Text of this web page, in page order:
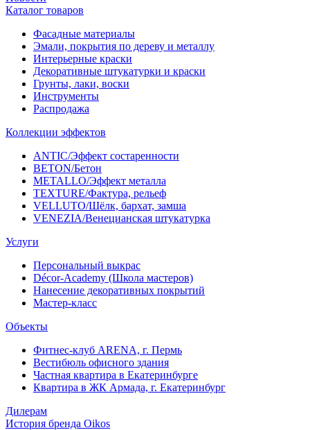
Каталог товаров
Фасадные материалы
Эмали, покрытия по дереву и металлу
Интерьерные краски
Декоративные штукатурки и краски
Грунты, лаки, воски
Инструменты
Распродажа
Коллекции эффектов
ANTIC/Эффект состаренности
BETON/Бетон
METALLO/Эффект металла
TEXTURE/Фактура, рельеф
VELLUTO/Шёлк, бархат, замша
VENEZIA/Венецианская штукатурка
Услуги
Персональный выкрас
Décor-Academy (Школа мастеров)
Нанесение декоративных покрытий
Мастер-класс
Объекты
Фитнес-клуб ARENA, г. Пермь
Вестибюль офисного здания
Частная квартира в Екатеринбурге
Квартира в ЖК Армада, г. Екатеринбург
Дилерам
История бренда Oikos